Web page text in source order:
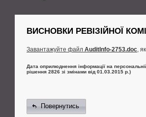
ВИСНОВКИ РЕВІЗІЙНОЇ
Завантажуйте файл AuditInfo-2753.doc,
Дата оприлюднення інформації на
рішення 2826 зі змінами від 01.03.2015 р.)
Повернутись